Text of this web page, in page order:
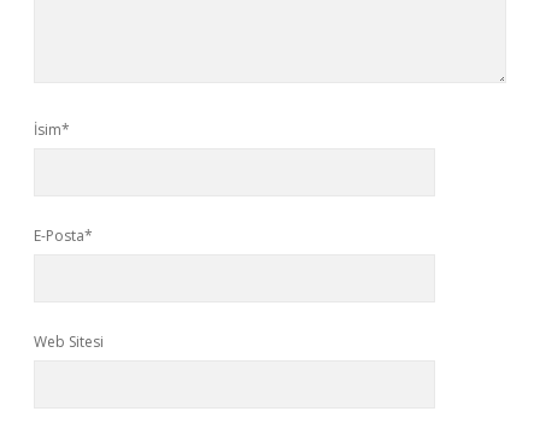
İsim*
E-Posta*
Web Sitesi